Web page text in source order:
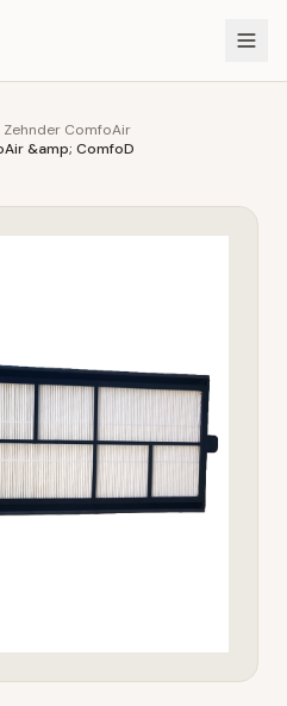
Zehnder ComfoAir
&amp; ComfoD